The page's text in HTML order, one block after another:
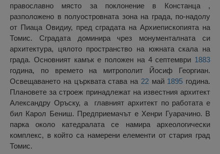
православно място за поклонение в Констанца ,
разположено в полуостровната зона на града, по-надолу
от Пиаца Овидиу, пред сградата на Архиепископията на
Томис. Сградата доминира чрез монументалната си
архитектура, цялото пространство на южната скала на
града. Основният камък е положен на 4 септември 1883
година, по времето на митрополит Йосиф Георгиан.
Освещаването на църквата става на 22май 1895 година.
Плановете за строеж принадлежат на известния архитект
Александру Оръску, а главният архитект по работата е
бил Карол Бениш. Предприемачът е Хенри Гуарачино. В
парка около катедралата се намира археологически
комплекс, в който са намерени елементи от стария град
Томис.